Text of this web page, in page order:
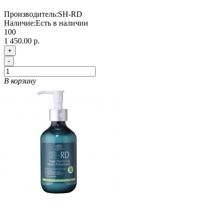
Производитель:SH-RD
Наличие:Есть в наличии
100
1 450.00 р.
+
-
В корзину